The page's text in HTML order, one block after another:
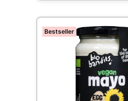
Bestseller